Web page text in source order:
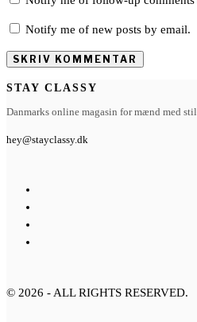
Notify me of new posts by email.
STAY CLASSY
Danmarks online magasin for mænd med
hey@stayclassy.dk
© 2026 - ALL RIGHTS RESERVED.